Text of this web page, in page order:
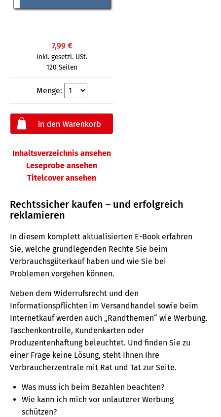
7,99 €
inkl. gesetzl. USt.
120 Seiten
Menge:
Inhaltsverzeichnis ansehen
Leseprobe ansehen
Titelcover ansehen
Rechtssicher kaufen – und erfolgreich
reklamieren
In diesem komplett aktualisierten E-Book erfahren
Sie, welche grundlegenden Rechte Sie beim
Verbrauchsgüterkauf haben und wie Sie bei
Problemen vorgehen können.
Neben dem Widerrufsrecht und den
Informationspflichten im Versandhandel sowie beim
Internetkauf werden auch „Randthemen“ wie Werbung,
Taschenkontrolle, Kundenkarten oder
Produzentenhaftung beleuchtet. Und finden Sie zu
einer Frage keine Lösung, steht Ihnen Ihre
Verbraucherzentrale mit Rat und Tat zur Seite.
Was muss ich beim Bezahlen beachten?
Wie kann ich mich vor unlauterer Werbung
schützen?